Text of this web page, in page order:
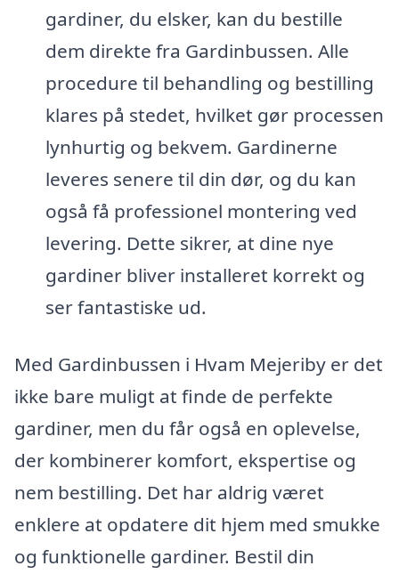
gardiner, du elsker, kan du bestille
dem direkte fra Gardinbussen. Alle
procedure til behandling og bestilling
klares på stedet, hvilket gør processen
lynhurtig og bekvem. Gardinerne
leveres senere til din dør, og du kan
også få professionel montering ved
levering. Dette sikrer, at dine nye
gardiner bliver installeret korrekt og
ser fantastiske ud.
Med Gardinbussen i Hvam Mejeriby er det
ikke bare muligt at finde de perfekte
gardiner, men du får også en oplevelse,
der kombinerer komfort, ekspertise og
nem bestilling. Det har aldrig været
enklere at opdatere dit hjem med smukke
og funktionelle gardiner. Bestil din